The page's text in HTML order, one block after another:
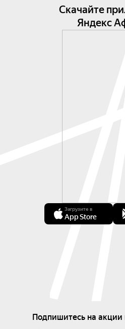
Скачайте
Яндекс
Загрузите в
App Store
Подпишитесь на акции